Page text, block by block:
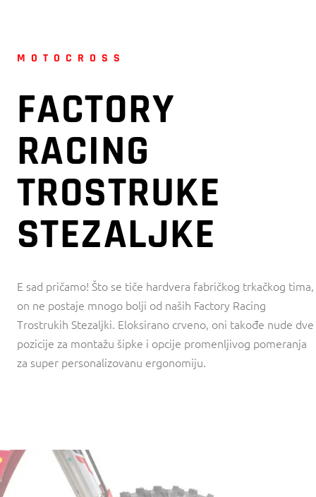
MOTOCROSS
FACTORY
RACING
TROSTRUKE
STEZALJKE
E sad pričamo! Što se tiče hardvera fabričkog trkačkog tima,
on ne postaje mnogo bolji od naših Factory Racing
Trostrukih Stezaljki. Eloksirano crveno, oni takođe nude dve
pozicije za montažu šipke i opcije promenljivog pomeranja
za super personalizovanu ergonomiju.